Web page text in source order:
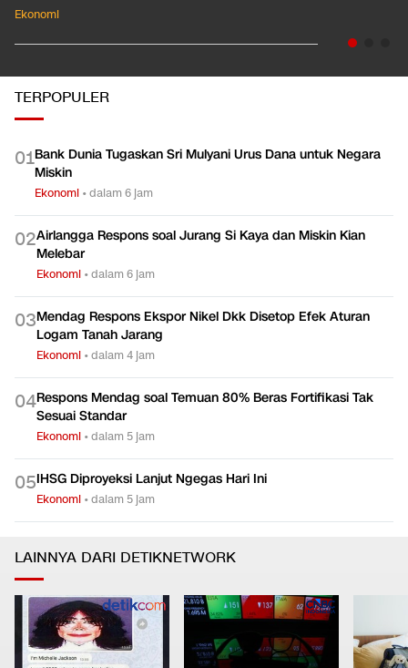
Ekonomi
TERPOPULER
0 1
Miskin
Ekonomi•
0 2
Melebar
Ekonomi •dalam 6 jam
0 3
Logam Tanah Jarang
Ekonomi•dalam 4 jam
04
Sesuai Standar
Ekonomi •dalam 5 jam
05
Ekonomi •dalam 5 jam
LAINNYA DARI DETIKNETWORK